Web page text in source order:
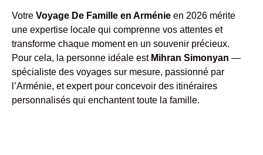
Votre Voyage De Famille en Arménie en 2026 mérite
une expertise locale qui comprenne vos attentes et
transforme chaque moment en un souvenir précieux.
Pour cela, la personne idéale est Mihran Simonyan —
spécialiste des voyages sur mesure, passionné par
l’Arménie, et expert pour concevoir des itinéraires
personnalisés qui enchantent toute la famille.